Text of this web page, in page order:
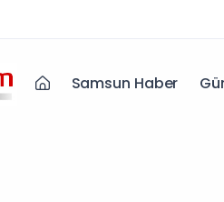
Samsun Haber